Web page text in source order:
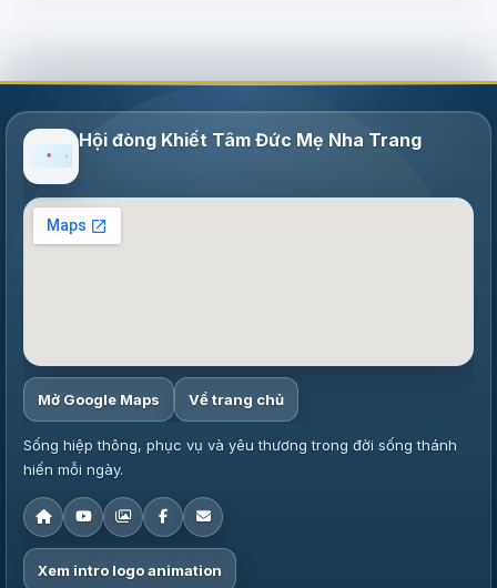
Hội đòng Khiết Tâm Đức Mẹ Nha Trang
Mở Google Maps Về trang chủ
Sống hiệp thông, phục vụ và yêu thương trong đời sống thánh
hiến mỗi ngày.
Xem intro logo animation